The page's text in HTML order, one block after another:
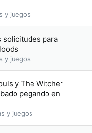
y juegos
solicitudes para
y juegos
y The Witcher
pegando en
y juegos